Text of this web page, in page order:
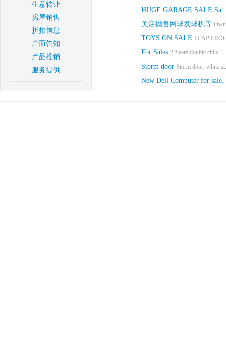
生意转让
房屋销售
折扣信息
广而告知
产品推销
服务提供
HUGE GARAGE SALE
关店抛售网球发球机等
TOYS ON SALE LEAP
For Sales 2 Years double child..
Storm door Storm door, white
New Dell Computer for sale.